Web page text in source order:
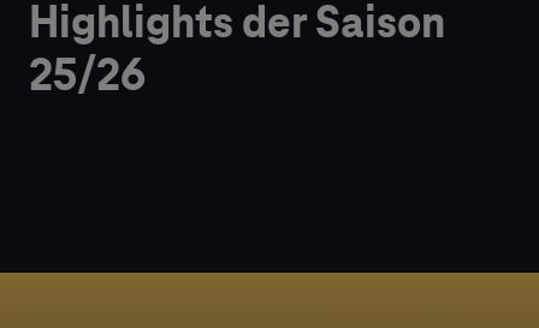
Highlights der Saison
25/26